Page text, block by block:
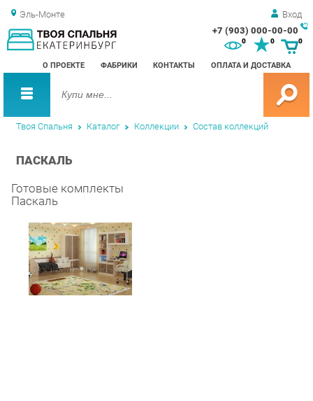
Эль-Монте Вход
+7 (903) 000-00-00
О ПРОЕКТЕ ФАБРИКИ КОНТАКТЫ ОПЛАТА И ДОСТАВКА
0 0
Твоя Спальня Каталог Коллекции Состав коллекций
ПАСКАЛЬ
Готовые комплекты
Паскаль